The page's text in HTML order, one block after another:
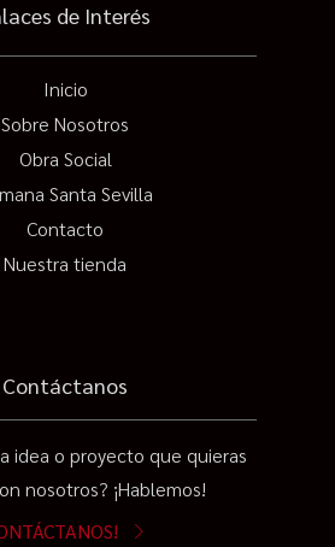
de Interés
Inicio
Sobre Nosotros
Obra Social
Santa Sevilla
Contacto
Nuestra tienda
Contáctanos
idea o proyecto que quieras
nosotros? ¡Hablemos!